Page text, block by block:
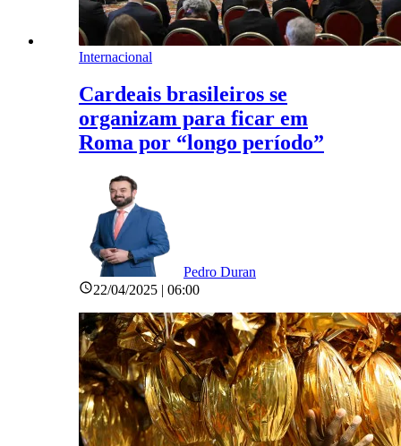
Internacional
Cardeais brasileiros se
organizam para ficar em
Roma por “longo período”
Pedro Duran
22/04/2025 | 06:00